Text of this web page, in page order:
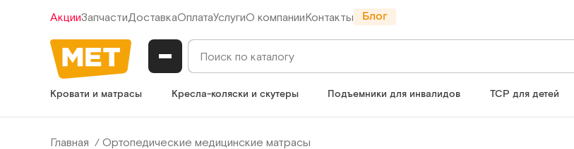
АкцииЗапчастиДоставкаОплатаУслугиО компанииКонтакты Блог
Кровати и матрасы Кресла-коляски и скутеры Подъемники для инвалидов ТСР для детей
Главная Ортопедические медицинские матрасы